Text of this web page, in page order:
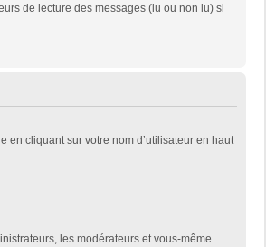
de lecture des messages (lu ou non lu) si
en cliquant sur votre nom d’utilisateur en haut
les modérateurs et vous-même.